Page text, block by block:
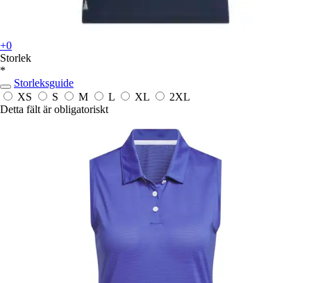
+0
Storlek
*
Storleksguide
XS
S M L XL
2XL
Detta fält är obligatoriskt